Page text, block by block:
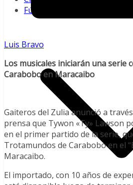
Fútbol
Luis Bravo
Los musicales iniciarán una serie
Carabobo en Maracaibo
Gaiteros del Zulia anunció a
prensa que Tywon «Ty» Lawson
en el primer partido de la serie,
Trotamundos de Carabobo en el
Maracaibo.
El importado, con 10 años de